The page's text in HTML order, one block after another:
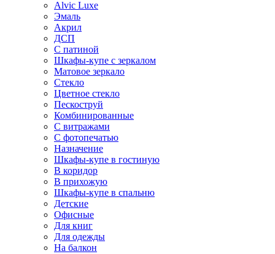
Alvic Luxe
Эмаль
Акрил
ДСП
С патиной
Шкафы-купе с зеркалом
Матовое зеркало
Стекло
Цветное стекло
Пескоструй
Комбинированные
С витражами
С фотопечатью
Назначение
Шкафы-купе в гостиную
В коридор
В прихожую
Шкафы-купе в спальню
Детские
Офисные
Для книг
Для одежды
На балкон